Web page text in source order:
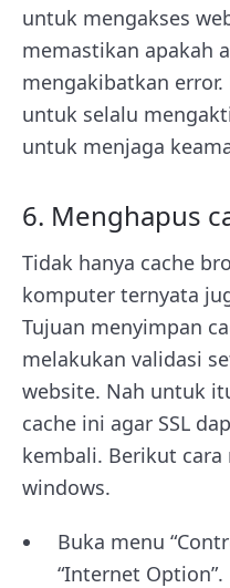
untuk mengakses
memastikan apakah
mengakibatkan
untuk selalu
untuk menjaga
6. Menghapus
Tidak hanya cache
komputer ternyata
Tujuan menyimpan
melakukan validasi
website. Nah untuk
cache ini agar SSL
kembali. Berikut cara
windows.
Buka menu
“Internet Option”.